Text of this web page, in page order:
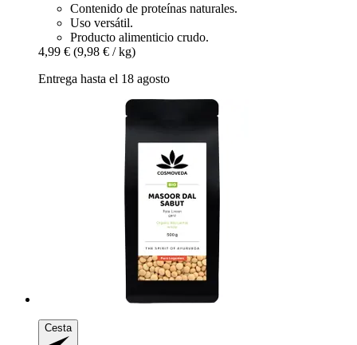
Contenido de proteínas naturales.
Uso versátil.
Producto alimenticio crudo.
4,99 € (9,98 € / kg)
Entrega hasta el 18 agosto
Cesta